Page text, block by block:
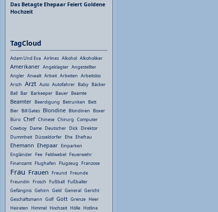
Das Betagte Ehepaar Feiert Goldene
Hochzeit
TagCloud
Adam Und Eva Airlines Alkohol Alkoholiker
Amerikaner Angeklagter Angestellter
Angler Anwalt Arbeit Arbeiten Arbeitslos
Arsch Arzt Auto Autofahrer Baby Bäcker
Ball Bar Barkeeper Bauer Beamte
Beamter Beerdigung Betrunken Bett
Bier Bill Gates Blondine Blondinen Boxer
Büro Chef Chinese Chirurg Computer
Cowboy Dame Deutscher Dick Direktor
Dummheit Düsseldorfer Ehe Ehefrau
Ehemann Ehepaar Einparken
Engländer Fee Feldwebel Feuerwehr
Finanzamt Flughafen Flugzeug Franzose
Frau Frauen Freund Freunde
Freundin Frosch Fußball Fußballer
Gefängnis Gehirn Geld General Gericht
Geschäftsmann Golf Gott Grenze Heer
Heiraten Himmel Hochzeit Hölle Hotline